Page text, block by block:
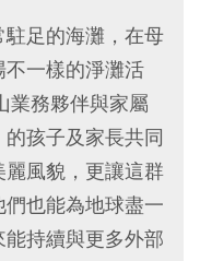
足的海灘，在母
一樣的淨灘活
業務夥伴與家屬
孩子及家長共同
風貌，更讓這群
也能為地球盡一
持續與更多外部